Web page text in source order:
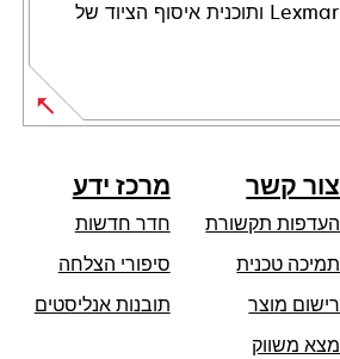
מחסניות דיו של Lexmark ותוכנית איסוף הציוד של
צור קשר
העדפות תקשורת
תמיכה טכניתopens
רישום מוצר
מצא משווק
מרכז ידע
חדר חדשות
סיפורי הצלחה
תובנות אנליסטים